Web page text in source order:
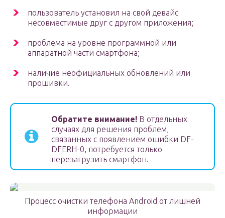
пользователь установил на свой девайс
несовместимые друг с другом приложения;
проблема на уровне программной или
аппаратной части смартфона;
наличие неофициальных обновлений или
прошивки.
Обратите внимание! В отдельных
случаях для решения проблем,
связанных с появлением ошибки DF-
DFERH-0, потребуется только
перезагрузить смартфон.
Процесс очистки телефона Android от лишней
информации